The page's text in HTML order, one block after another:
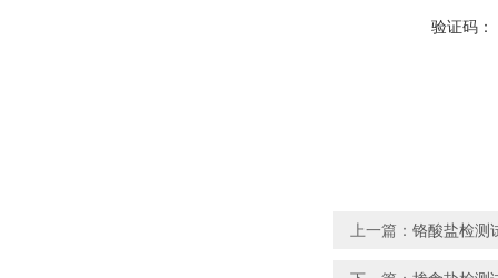
验证码：
上一篇： 铬酸盐检测